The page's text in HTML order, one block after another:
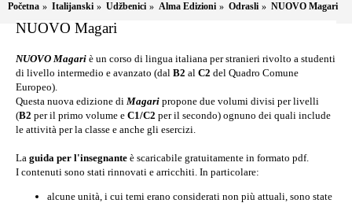
Početna Italijanski Udžbenici Alma Edizioni Odrasli NUOVO Magari
NUOVO Magari
NUOVO Magari è un corso di lingua italiana per stranieri rivolto a studenti
di livello intermedio e avanzato (dal B2 al C2 del Quadro Comune
Europeo).
Questa nuova edizione di Magari propone due volumi divisi per livelli
(B2 per il primo volume e C1/C2 per il secondo) ognuno dei quali include
le attività per la classe e anche gli esercizi.
La guida per l'insegnante è scaricabile gratuitamente in formato pdf.
I contenuti sono stati rinnovati e arricchiti. In particolare:
alcune unità, i cui temi erano considerati non più attuali, sono state